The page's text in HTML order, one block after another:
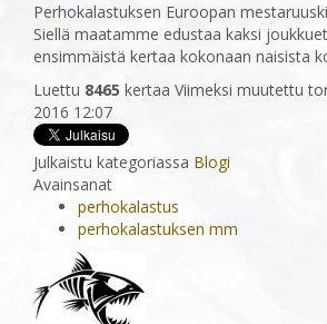
Perhokalastuksen Euroopan
Siellä maatamme edustaa kaksi
ensimmäistä kertaa kokonaan naisista
Luettu 8465 kertaa Viimeksi muutettu
2016 12:07
Julkaistu kategoriassa Blogi
Avainsanat
perhokalastus
perhokalastuksen mm